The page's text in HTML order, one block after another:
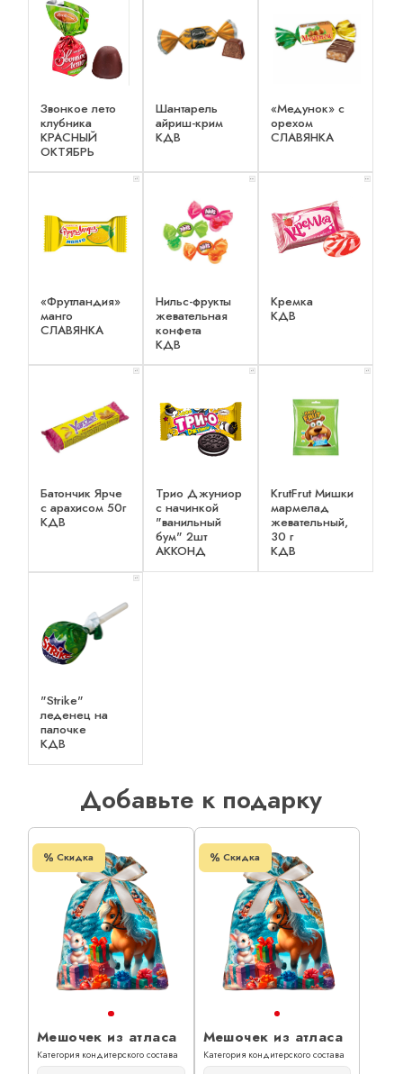
Звонкое лето
клубника
КРАСНЫЙ
ОКТЯБРЬ
Шантарель
айриш-крим
КДВ
«Медунок» с
орехом
СЛАВЯНКА
x 1
«Фрутландия»
манго
СЛАВЯНКА
Нильс-фрукты
жевательная
конфета
КДВ
Кремка
КДВ
x 1
Батончик Ярче
с арахисом 50г
КДВ
x 1
Трио Джуниор
с начинкой
"ванильный
бум" 2шт
АККОНД
x 1
KrutFrut Мишки
мармелад
жевательный,
30 г
КДВ
x 1
"Strike"
леденец на
палочке
КДВ
Добавьте к подарку
Скидка
Мешочек из атласа
Категория кондитерского состава
Скидка
Мешочек из атласа
Категория кондитерского состава